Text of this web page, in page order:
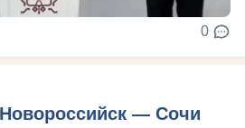
0
— Сочи